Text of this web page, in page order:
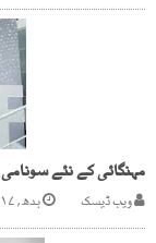
ویب ڈیسک بدھ, ۱۷ اگست ۲۰۲۲